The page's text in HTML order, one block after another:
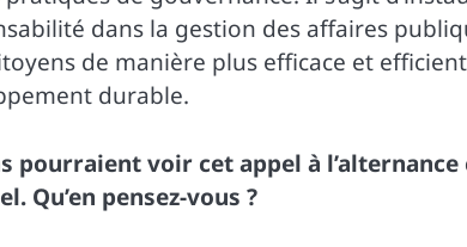
dans la gestion des affaires
de manière plus efficace et
durable.
pourraient voir cet appel à
Qu’en pensez-vous ?